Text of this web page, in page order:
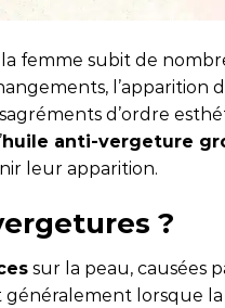
femme subit de
l’apparition
d’ordre
huile anti-vergeture
leur apparition.
?
sur la peau, causées
généralement lorsque